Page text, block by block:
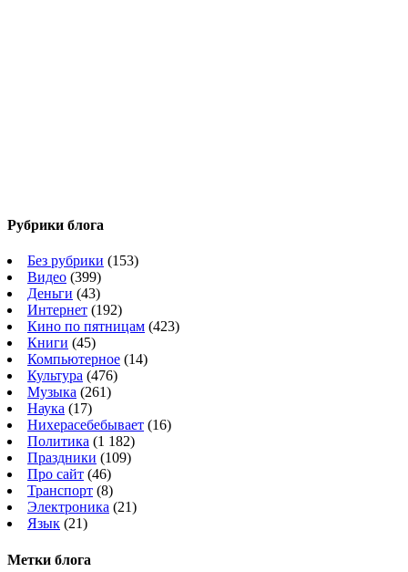
Рубрики блога
Без рубрики (153)
Видео (399)
Деньги (43)
Интернет (192)
Кино по пятницам (423)
Книги (45)
Компьютерное (14)
Культура (476)
Музыка (261)
Наука (17)
Нихерасебебывает (16)
Политика (1 182)
Праздники (109)
Про сайт (46)
Транспорт (8)
Электроника (21)
Язык (21)
Метки блога